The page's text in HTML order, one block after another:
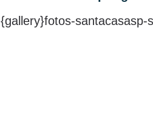
{gallery}fotos-santacasasp-